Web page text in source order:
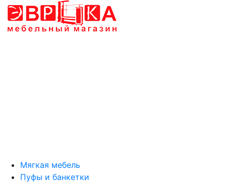
Мягкая мебель
Пуфы и банкетки